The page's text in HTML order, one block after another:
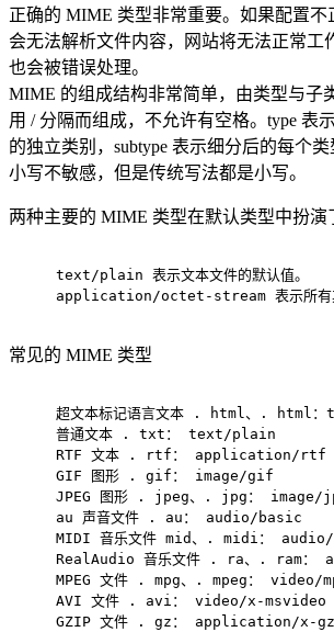
正确的 MIME 类型非常重要。如果配置不
会无法解析文件内容，网站将无法正常工
也会被错误处理。
MIME 的组成结构非常简单，由类型与子
用 / 分隔而组成，不允许有空格。type 表
的独立类别，subtype 表示细分后的每个
小写不敏感，但是传统写法都是小写。
两种主要的 MIME 类型在默认类型中扮演
text/plain 表示文本文件的默认值。
application/octet-stream 表示所有其
常见的 MIME 类型
超文本标记语言文本 . html、. html
普通文本 . txt： text/plain
RTF 文本 . rtf： application/rtf
GIF 图形 . gif： image/gif
JPEG 图形 . jpeg、. jpg： image/
au 声音文件 . au： audio/basic
MIDI 音乐文件 mid、. midi：
RealAudio 音乐文件 . ra、. ram
MPEG 文件 . mpg、. mpeg： video/
AVI 文件 . avi： video/x-msvideo
GZIP 文件 . gz： application/x-